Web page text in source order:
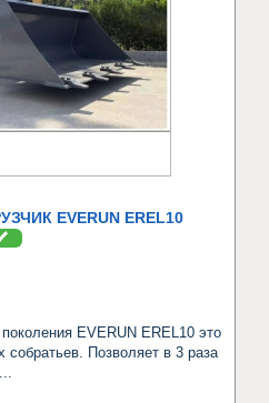
EVERUN EREL10
поколения EVERUN EREL10 это
Позволяет в 3 раза